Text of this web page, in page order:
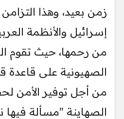
زمن بعيد، وهذا
إسرائيل والأنظمة
من رحمها، حيث تقوم
الصهيونية على
من أجل توفير الأمن
الصهاينة "مسألة فيها